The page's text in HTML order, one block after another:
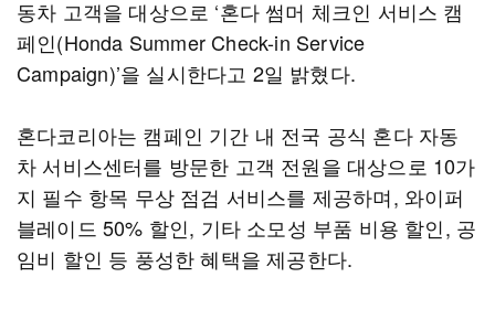
동차 고객을 대상으로 ‘혼다 썸머 체크인 서비스 캠
페인(Honda Summer Check-in Service
Campaign)’을 실시한다고 2일 밝혔다.
혼다코리아는 캠페인 기간 내 전국 공식 혼다 자동
차 서비스센터를 방문한 고객 전원을 대상으로 10가
지 필수 항목 무상 점검 서비스를 제공하며, 와이퍼
블레이드 50% 할인, 기타 소모성 부품 비용 할인, 공
임비 할인 등 풍성한 혜택을 제공한다.